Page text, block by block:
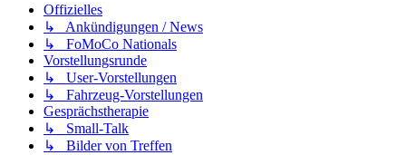
Offizielles
↳ Ankündigungen / News
↳ FoMoCo Nationals
Vorstellungsrunde
↳ User-Vorstellungen
↳ Fahrzeug-Vorstellungen
Gesprächstherapie
↳ Small-Talk
↳ Bilder von Treffen